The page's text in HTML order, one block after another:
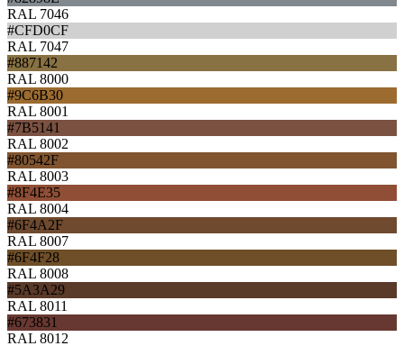
RAL 7046
#CFD0CF
RAL 7047
#887142
RAL 8000
#9C6B30
RAL 8001
#7B5141
RAL 8002
#80542F
RAL 8003
#8F4E35
RAL 8004
#6F4A2F
RAL 8007
#6F4F28
RAL 8008
#5A3A29
RAL 8011
#673831
RAL 8012